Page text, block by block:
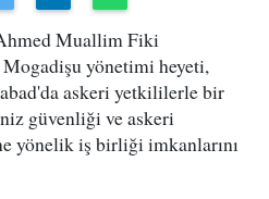
Muallim Fiki
Mogadişu yönetimi heyeti,
askeri yetkililerle bir
güvenliği ve askeri
yönelik iş birliği imkanlarını